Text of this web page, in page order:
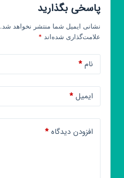
پاسخی بگذارید
نشانی ایمیل شما منتشر نخواهد شد.
علامت‌گذاری شده‌اند *
نام*
ایمیل*
افزودن دیدگاه*